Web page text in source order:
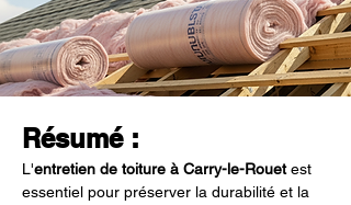
Résumé :
L'entretien de toiture à Carry-le-Rouet est
essentiel pour préserver la durabilité et la